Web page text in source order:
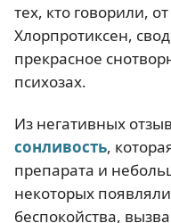
тех, кто говорили,
Хлорпротиксен,
прекрасное
психозах.
Из негативных
сонливость,
препарата и
некоторых
беспокойства,